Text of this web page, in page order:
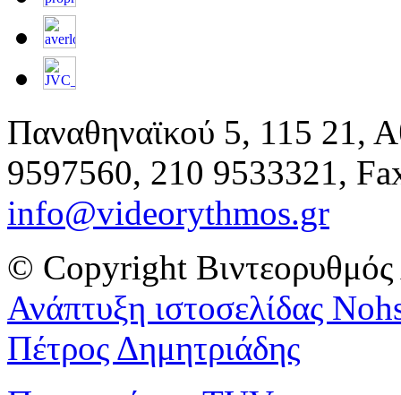
Παναθηναϊκού 5, 115 21,
9597560, 210 9533321,
info@videorythmos.gr
© Copyright
Ανάπτυξη ιστοσελίδας
Πέτρος Δημητριάδης